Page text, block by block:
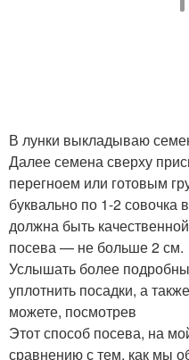
В лунки выкладываю
Далее семена сверху
перегноем или готовым
буквально по 1-2
должна быть
посева — не больше 2 см.
Услышать более
уплотнить посадки, а
можете, посмотрев
Этот способ посева, на
сравнению с тем, как мы